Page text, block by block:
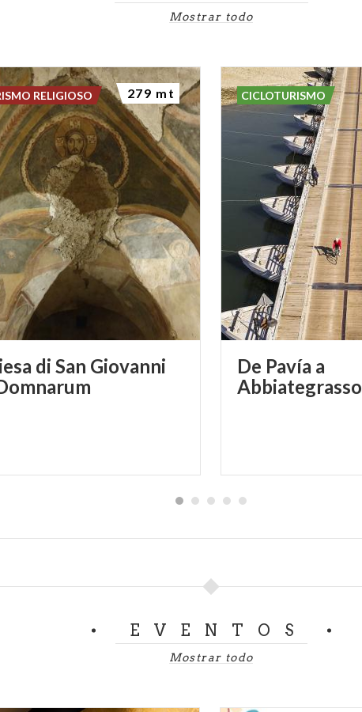
Mostrar todo
di San Giovanni
RELIGIOSO 279 mt
De Pavía a
Abbiategrasso
CICLOTURISMO
EVENTOS
Mostrar todo